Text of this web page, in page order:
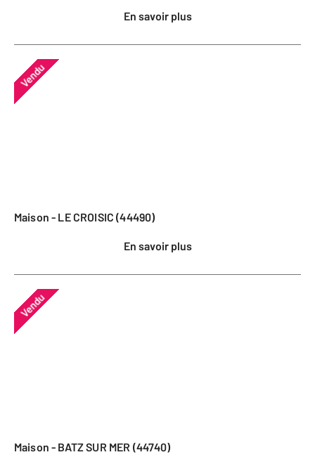
En savoir plus
Vendu
Maison - LE CROISIC (44490)
En savoir plus
Vendu
Maison - BATZ SUR MER (44740)